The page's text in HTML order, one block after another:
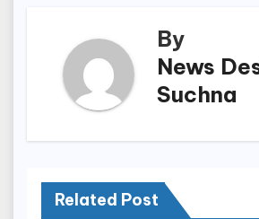
By
News
Suchna
Related Post